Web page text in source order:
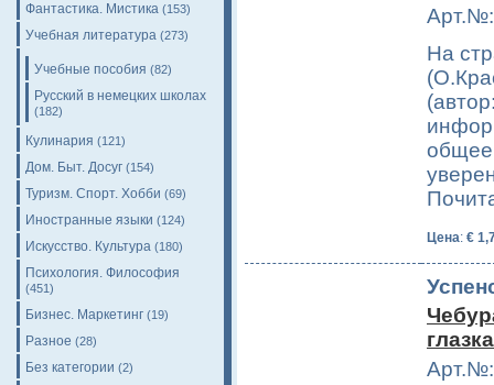
Фантастика. Мистика (153)
Учебная литература (273)
Учебные пособия (82)
Русский в немецких школах
(182)
Кулинария (121)
Дом. Быт. Досуг (154)
Туризм. Спорт. Хобби (69)
Иностранные языки (124)
Искусство. Культура (180)
Психология. Философия
(451)
Бизнес. Маркетинг (19)
Разное (28)
Без категории (2)
На
общее
Цена: €